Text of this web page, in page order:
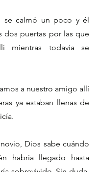
se calmó un poco y él
dos puertas por las que
mientras todavía se
a nuestro amigo allí
ya estaban llenas de
Dios sabe cuándo
habría llegado hasta